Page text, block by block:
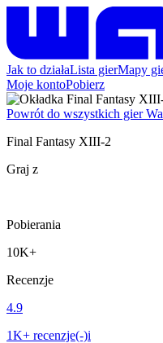
Jak to działaLista gierMapy
Moje kontoPobierz
Powrót do wszystkich gier
Final Fantasy XIII-2
Graj z
Pobierania
10K+
Recenzje
4.9
1K+ recenzje(-)i